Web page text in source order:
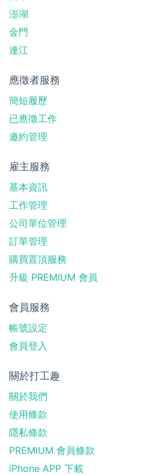
澎湖
金門
連江
應徵者服務
簡短履歷
已應徵工作
邀約管理
雇主服務
基本資訊
工作管理
公司單位管理
訂單管理
購買置頂服務
升級 PREMIUM 會員
會員服務
帳號設定
會員登入
關於打工趣
關於我們
使用條款
隱私條款
PREMIUM 會員條款
iPhone APP 下載